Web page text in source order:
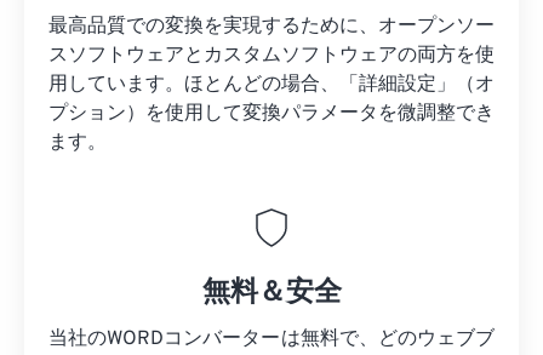
最高品質での変換を実現するために、オープンソー
スソフトウェアとカスタムソフトウェアの両方を使
用しています。ほとんどの場合、「詳細設定」（オ
プション）を使用して変換パラメータを微調整でき
ます。
無料＆安全
当社のWORDコンバーターは無料で、どのウェブブ